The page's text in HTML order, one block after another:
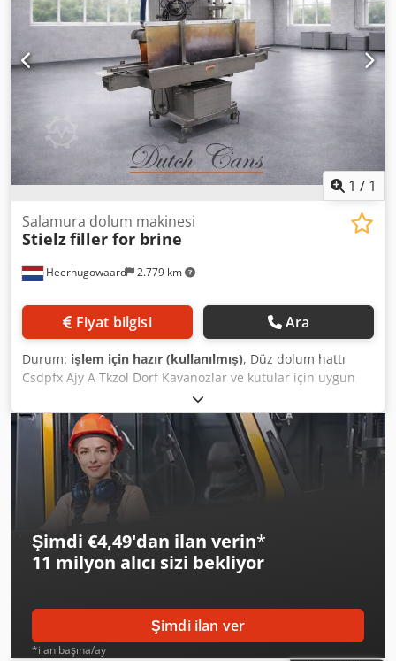
1 / 1
Heerhugowaard 2.779 km
Salamura dolum makinesi
Stielzfiller for brine
Fiyat bilgisi Ara
Durum: işlem için hazır (kullanılmış), Düz dolum hattı
Csdpfx Ajy A Tkzol Dorf Kavanozlar ve kutular için uygun
Salamura, yağ vb. için duş tipi dolum makinesi
Şimdi €4,49'dan ilan verin*
11 milyon alıcı sizi bekliyor
Şimdi ilan ver
*ilan başına/ay